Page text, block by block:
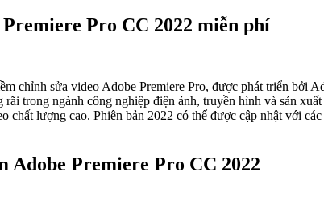
Pro CC 2022 miễn phí
chỉnh sửa video Adobe Premiere Pro, được phát triển bởi
trong ngành công nghiệp điện ảnh, truyền hình và sản
chất lượng cao. Phiên bản 2022 có thể được cập nhật với
Adobe Premiere Pro CC 2022